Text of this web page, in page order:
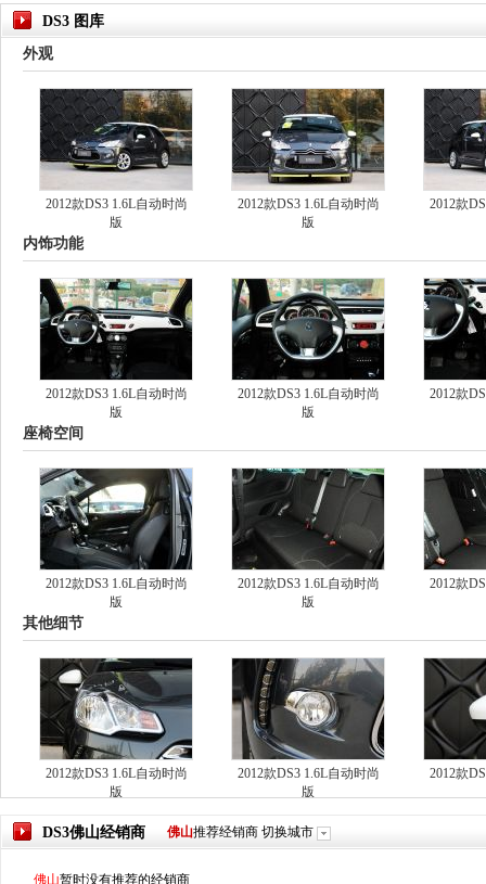
DS3 图库
外观
2012款DS3 1.6L自动时尚
版
2012款DS3 1.6L自动时尚
版
2012款
内饰功能
2012款DS3 1.6L自动时尚
版
2012款DS3 1.6L自动时尚
版
2012款
座椅空间
2012款DS3 1.6L自动时尚
版
2012款DS3 1.6L自动时尚
版
2012款
其他细节
2012款DS3 1.6L自动时尚
版
2012款DS3 1.6L自动时尚
版
2012款
DS3佛山经销商 佛山推荐经销商 切换城市
佛山暂时没有推荐的经销商